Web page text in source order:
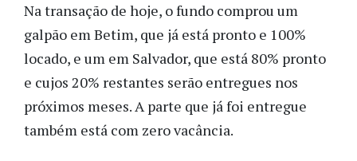
Na transação de hoje, o fundo comprou um
galpão em Betim, que já está pronto e 100%
locado, e um em Salvador, que está 80% pronto
e cujos 20% restantes serão entregues nos
próximos meses. A parte que já foi entregue
também está com zero vacância.